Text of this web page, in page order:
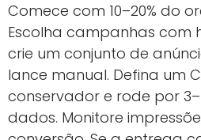
Comece com 10–20% do
Escolha campanhas com
crie um conjunto de
lance manual. Defina um
conservador e rode por
dados. Monitore